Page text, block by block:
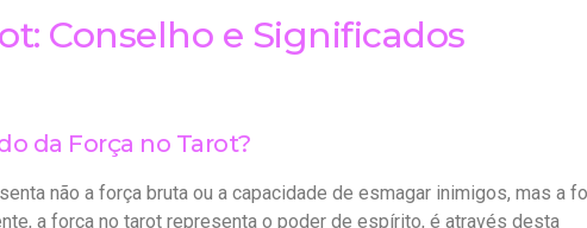
Conselho e Significados
da Força no Tarot?
não a força bruta ou a capacidade de esmagar inimigos, mas a
a força no tarot representa o poder de espírito, é através desta